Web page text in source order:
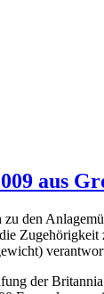
aus
den
der